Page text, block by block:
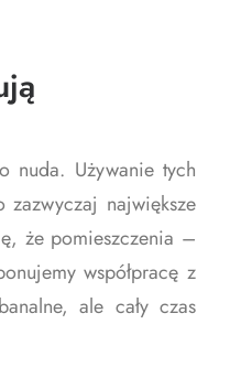
nuda. Używanie tych
największe
że pomieszczenia –
współpracę z
ale cały czas